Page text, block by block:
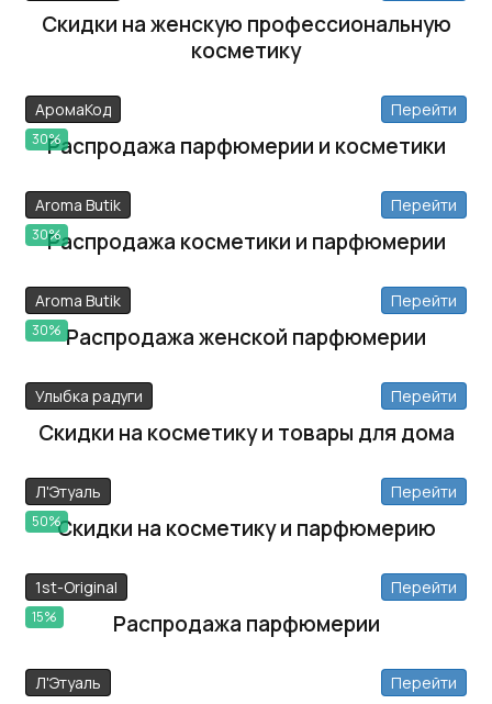
Скидки на женскую профессиональную
косметику
АромаКод
30%
Перейти
Распродажа парфюмерии и косметики
Aroma Butik
30%
Перейти
Распродажа косметики и парфюмерии
Aroma Butik
30%
Перейти
Распродажа женской парфюмерии
Улыбка радуги Перейти
Скидки на косметику и товары для дома
Л'Этуаль
50%
Перейти
Скидки на косметику и парфюмерию
1st-Original
15%
Перейти
Распродажа парфюмерии
Л'Этуаль Перейти